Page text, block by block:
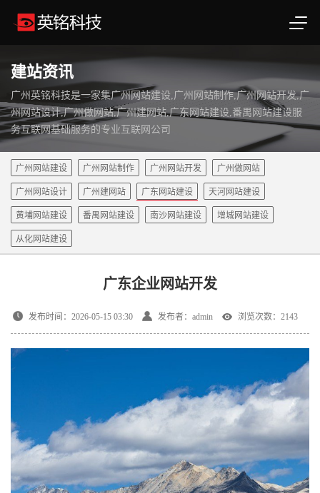
建站资讯
广州英铭科技是一家集广州网站建设,广州网站制作,广州网站开发,广
州网站设计,广州做网站,广州建网站,广东网站建设,番禺网站建设服
务互联网基础服务的专业互联网公司
广州网站建设 广州网站制作 广州网站开发 广州做网站
广州网站设计 广州建网站 广东网站建设 天河网站建设
黄埔网站建设 番禺网站建设 南沙网站建设 增城网站建设
从化网站建设
广东企业网站开发
发布时间：2026-05-15 03:30 发布者：admin 浏览次数：2143